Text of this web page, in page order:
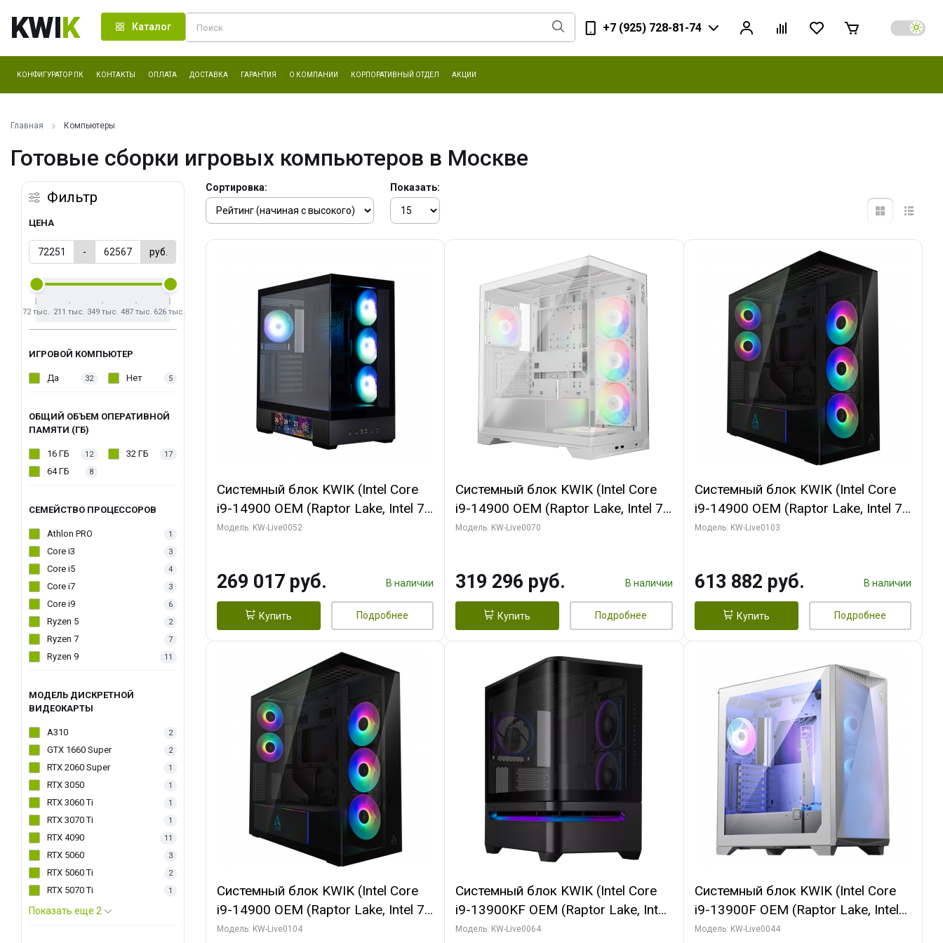
KWIK Каталог +7 (925) 728-81-74
КОНФИГУРАТОР ПК КОНТАКТЫ ОПЛАТА ДОСТАВКА ГАРАНТИЯ О КОМПАНИИ КОРПОРАТИВНЫЙ ОТДЕЛ АКЦИИ
Главная Компьютеры
Готовые сборки игровых компьютеров в Москве
Фильтр
ЦЕНА
- руб.
72 тыс. 211 тыс. 349 тыс. 487 тыс. 626 тыс.
ИГРОВОЙ КОМПЬЮТЕР
Да 32 Нет 5
ОБЩИЙ ОБЪЕМ ОПЕРАТИВНОЙ
ПАМЯТИ (ГБ)
16 ГБ 12 32 ГБ 17
64 ГБ 8
СЕМЕЙСТВО ПРОЦЕССОРОВ
Athlon PRO 1
Core i3 3
Core i5 4
Core i7 3
Core i9 6
Ryzen 5 2
Ryzen 7 7
Ryzen 9 11
МОДЕЛЬ ДИСКРЕТНОЙ
ВИДЕОКАРТЫ
A310 2
GTX 1660 Super 2
RTX 2060 Super 1
RTX 3050 1
RTX 3060 Ti 1
RTX 3070 Ti 1
RTX 4090 11
RTX 5060 3
RTX 5060 Ti 2
RTX 5070 Ti 1
Показать еще 2
Сортировка: Показать:
Системный блок KWIK (Intel Core
i9-14900 OEM (Raptor Lake, Intel 7,
C24 16EC/8PC// 64 ГБ ОЗУ (2
256bit 3xDP HD/ 512 ГБ SSD)
Модель: KW-Live0052
269 017 руб. В наличии
Купить Подробнее
Системный блок KWIK (Intel Core
i9-14900 OEM (Raptor Lake, Intel 7,
C24 16EC/8PC// 64 ГБ ОЗУ (2
GDDR7 256bit/ 960 ГБ SSD)
Модель: KW-Live0070
319 296 руб. В наличии
Купить Подробнее
Системный блок KWIK (Intel Core
i9-14900 OEM (Raptor Lake, Intel 7,
C24 16EC/8PC// 64 ГБ ОЗУ (2
Turbo/ 960 ГБ SSD)
Модель: KW-Live0103
613 882 руб. В наличии
Купить Подробнее
Системный блок KWIK (Intel Core
i9-14900 OEM (Raptor Lake, Intel 7,
C24 16EC/8PC// 64 ГБ ОЗУ (2
Модель: KW-Live0104
Системный блок KWIK (Intel Core
i9-13900KF OEM (Raptor Lake, Intel
7, C24 16EC/8P/ 64 ГБ ОЗУ (2
Модель: KW-Live0064
Системный блок KWIK (Intel Core
i9-13900F OEM (Raptor Lake, Intel
7, Efficient-co/ 32 ГБ ОЗУ (2
Модель: KW-Live0044